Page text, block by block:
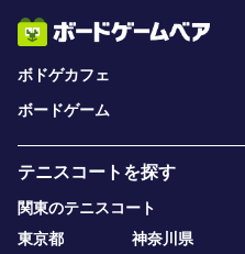
ボドゲカフェ
ボードゲーム
テニスコートを探す
関東のテニスコート
東京都
神奈川県